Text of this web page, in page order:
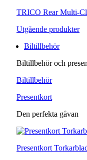
TRICO Rear Multi-
Utgående produkter
Biltillbehör
Biltillbehör och
Biltillbehör
Presentkort
Den perfekta gåvan
Presentkort